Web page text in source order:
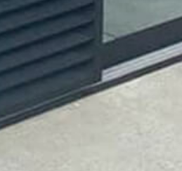
Integreres med GSW 17